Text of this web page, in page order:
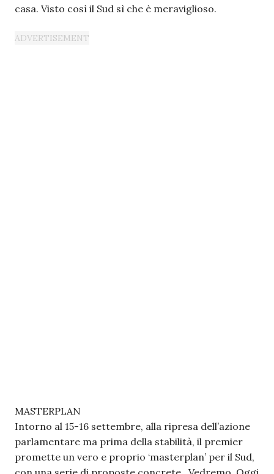
casa. Visto così il Sud sì che è meraviglioso.
MASTERPLAN
Intorno al 15-16 settembre, alla ripresa dell’azione
parlamentare ma prima della stabilità, il premier
promette un vero e proprio ‘masterplan’ per il Sud,